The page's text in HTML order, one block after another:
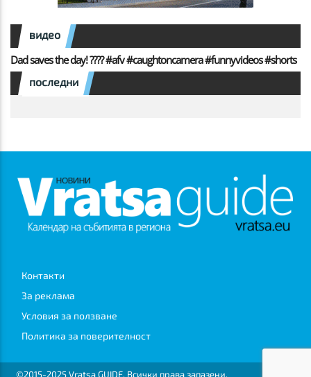
видео
Dad saves the day! ???? #afv #caughtoncamera #funnyvideos #shorts
последни
Контакти
За реклама
Условия за ползване
Политика за поверителност
©2015-2025 Vratsa GUIDE. Всички права запазени.